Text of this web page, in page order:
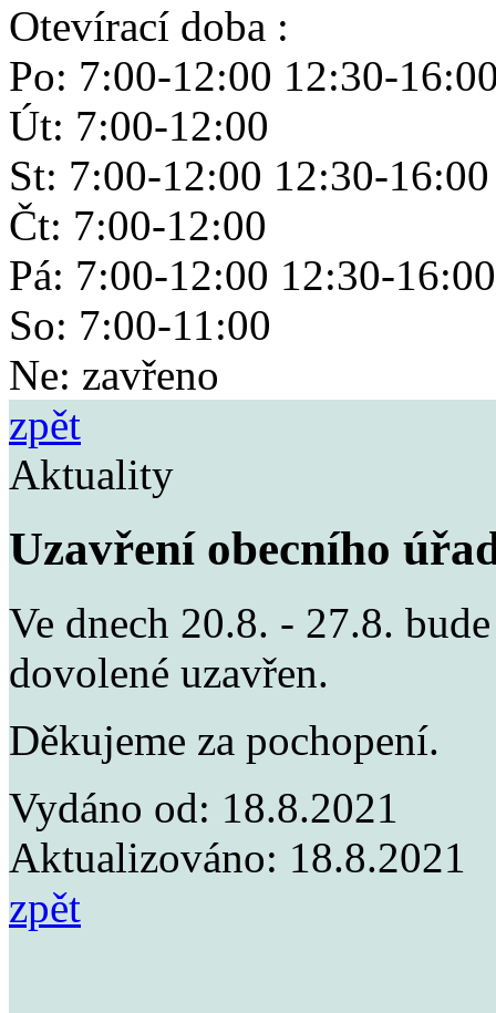
Otevírací doba :
Po: 7:00-12:00 12:30-
Út: 7:00-12:00
St: 7:00-12:00 12:30-16:00
Čt: 7:00-12:00
Pá: 7:00-12:00 12:30-16:00
So: 7:00-11:00
Ne: zavřeno
zpět
Aktuality
Uzavření obecního
Ve dnech 20.8. - 27.8.
dovolené uzavřen.
Děkujeme za pochopení.
Vydáno od: 18.8.2021
Aktualizováno: 18.8.2021
zpět